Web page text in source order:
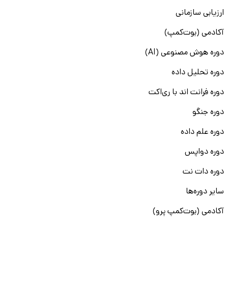
ارزیابی سازمانی
آکادمی (بوت‌کمپ)
دوره هوش مصنوعی (AI)
دوره تحلیل داده
دوره فرانت اند با ری‌اکت
دوره جنگو
دوره علم داده
دوره دواپس
دوره دات نت
سایر دوره‌ها
آکادمی (بوت‌کمپ پرو)